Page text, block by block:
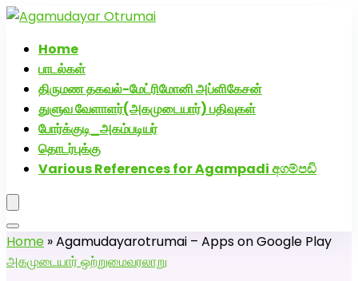
Home
பாடல்கள்
திருமண தகவல்-மேட்ரிமோனி அப்ளிகேசன்
துளுவ வேளாளர்(அகமுடையார்) பதிவுகள்
போர்க்குடி_அகம்படியர்
தொடர்புக்கு
Various References for Agampadi අගම්පඩි
Home »Agamudayarotrumai – Apps on Google Play
அகமுடையார் ஒற்றுமைவரலாறு
அகமுடையார் திருமண வரன்களுக்கு அகமுடையார்மேட்ரி-